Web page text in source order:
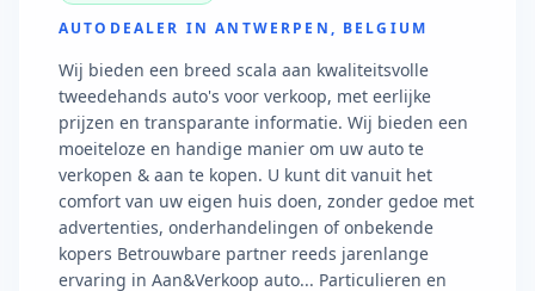
AUTODEALER IN ANTWERPEN, BELGIUM
Wij bieden een breed scala aan kwaliteitsvolle
tweedehands auto's voor verkoop, met eerlijke
prijzen en transparante informatie. Wij bieden een
moeiteloze en handige manier om uw auto te
verkopen & aan te kopen. U kunt dit vanuit het
comfort van uw eigen huis doen, zonder gedoe met
advertenties, onderhandelingen of onbekende
kopers Betrouwbare partner reeds jarenlange
ervaring in Aan&Verkoop auto... Particulieren en